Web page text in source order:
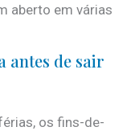
aberto em várias
antes de sair
os fins-de-